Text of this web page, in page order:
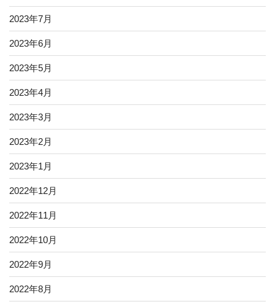
2023年7月
2023年6月
2023年5月
2023年4月
2023年3月
2023年2月
2023年1月
2022年12月
2022年11月
2022年10月
2022年9月
2022年8月